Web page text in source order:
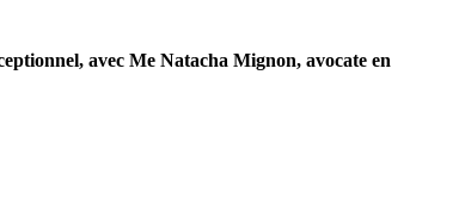
avec Me Natacha Mignon, avocate en